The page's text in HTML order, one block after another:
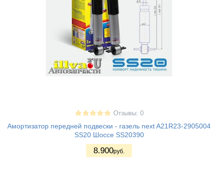
Отзывы: 0
Амортизатор передней подвески - газель next A21R23-2905004
SS20 Шоссе SS20390
8.900руб.